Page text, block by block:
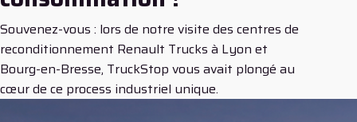
Souvenez-vous : lors de notre visite des centres de
reconditionnement Renault Trucks à Lyon et
Bourg-en-Bresse, TruckStop vous avait plongé au